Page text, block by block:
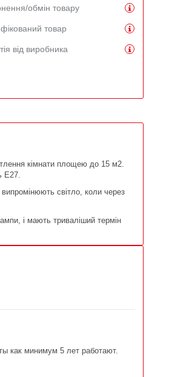
обмін товару
товар
від виробника
кімнати площею до 15 м2.
Е27.
випромінюють світло, коли через
і мають триваліший термін
как минимум 5 лет работают.